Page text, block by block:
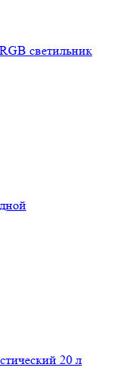
светильник
20 л